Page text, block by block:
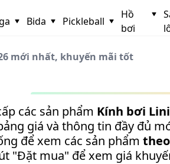
Bida Pickleball
Hồ
bơi
mới nhất, khuyến mãi tốt
các sản phẩm Kính bơi
giá và thông tin đầy đủ
để xem các sản phẩm
"Đặt mua" để xem giá